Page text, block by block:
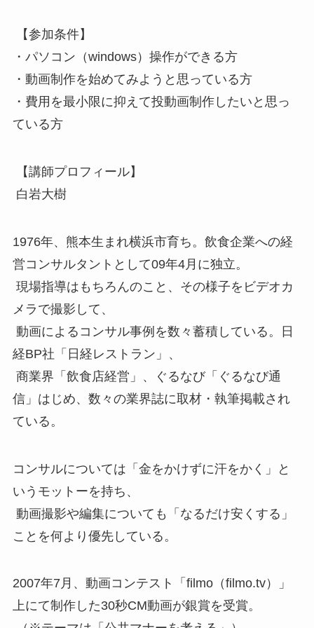
【参加条件】
・パソコン（windows）操作ができる方
・動画制作を始めてみようと思っている方
・費用を最小限に抑えて投動画制作したいと思っ
ている方
【講師プロフィール】
白岩大樹
1976年、熊本生まれ横浜市育ち。飲食企業への経
営コンサルタントとして09年4月に独立。
現場指導はもちろんのこと、その様子をビデオカ
メラで撮影して、
動画によるコンサル事例を数々蓄積している。日
経BP社「日経レストラン」、
商業界「飲食店経営」、ぐるなび「ぐるなび通
信」はじめ、数々の業界誌に取材・執筆掲載され
ている。
コンサルについては「金をかけずに汗をかく」と
いうモットーを持ち、
動画撮影や編集についても「なるだけ安くする」
ことを何より優先している。
2007年7月、動画コンテスト「filmo（filmo.tv）」
上にて制作した30秒CM動画が銀賞を受賞。